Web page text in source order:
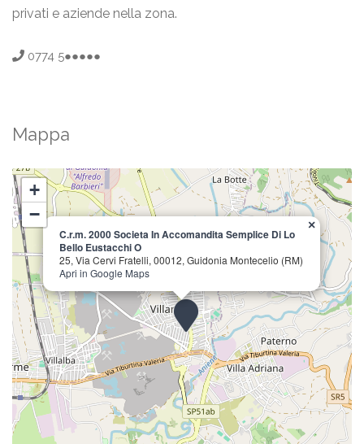
privati e aziende nella zona.
0774 5●●●●●
Mappa
C.r.m. 2000 Societa In Accomandita Semplice Di Lo
Bello Eustacchi O
25, Via Cervi Fratelli, 00012, Guidonia Montecelio (RM)
Apri in Google Maps
×
+
−